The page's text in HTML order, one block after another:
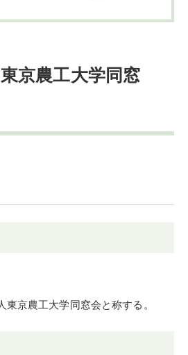
京農工大学同窓
京農工大学同窓会と称する。